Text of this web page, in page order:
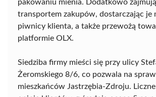
pakowaniu mienia. Dodatkowo
transportem zakupów, dostarczając je
piwnicy klienta, a także przewożą
platformie OLX.
Siedziba firmy mieści się przy ulicy
Żeromskiego 8/6, co pozwala na
mieszkańców Jastrzębia-Zdroju.